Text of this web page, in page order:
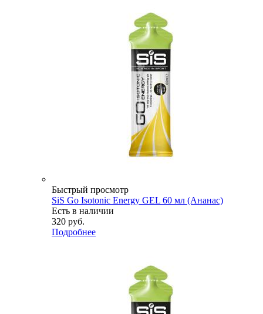
Быстрый просмотр
SiS Go Isotonic Energy GEL 60 мл (Ананас)
Есть в наличии
320 руб.
Подробнее